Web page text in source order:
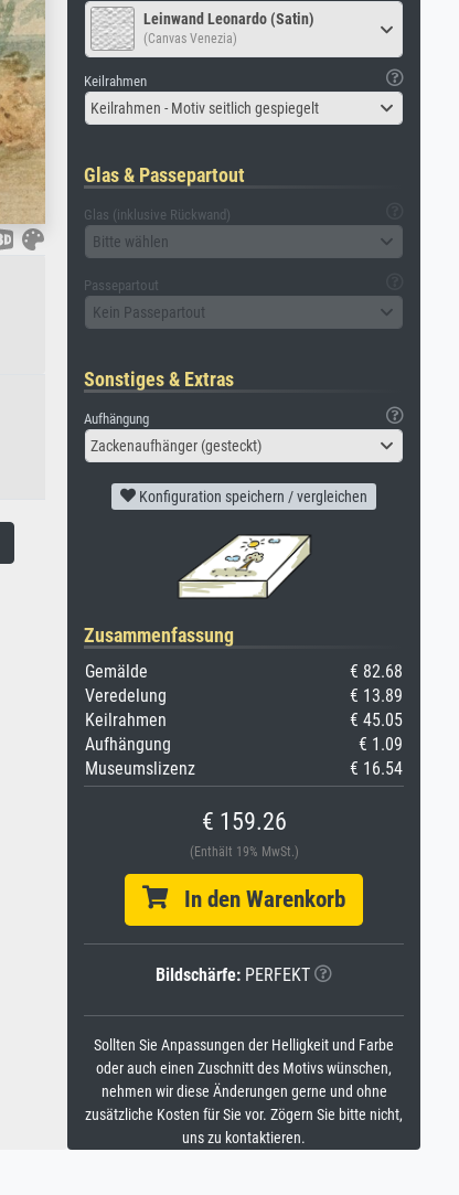
Leinwand Leonardo (Satin)
(Canvas Venezia)
Keilrahmen
Keilrahmen - Motiv seitlich gespiegelt
Glas & Passepartout
Glas (inklusive Rückwand)
Bitte wählen
Passepartout
Kein Passepartout
Sonstiges & Extras
Aufhängung
Zackenaufhänger (gesteckt)
Konfiguration speichern / vergleichen
Zusammenfassung
Gemälde
€ 82.68
Veredelung
€ 13.89
Keilrahmen
€ 45.05
Aufhängung
€ 1.09
Museumslizenz
€ 16.54
€ 159.26
(Enthält 19% MwSt.)
In den Warenkorb
Bildschärfe: PERFEKT
Sollten Sie Anpassungen der Helligkeit und Farbe
oder auch einen Zuschnitt des Motivs wünschen,
nehmen wir diese Änderungen gerne und ohne
zusätzliche Kosten für Sie vor. Zögern Sie bitte nicht,
uns zu kontaktieren.